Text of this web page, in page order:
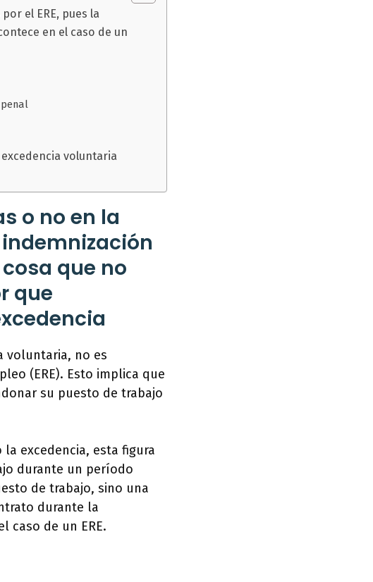
el ERE, pues la
en el caso de un
voluntaria
o no en la
indemnización
que no
que
voluntaria, no es
(ERE). Esto implica que
su puesto de trabajo
excedencia, esta figura
durante un período
de trabajo, sino una
durante la
caso de un ERE.